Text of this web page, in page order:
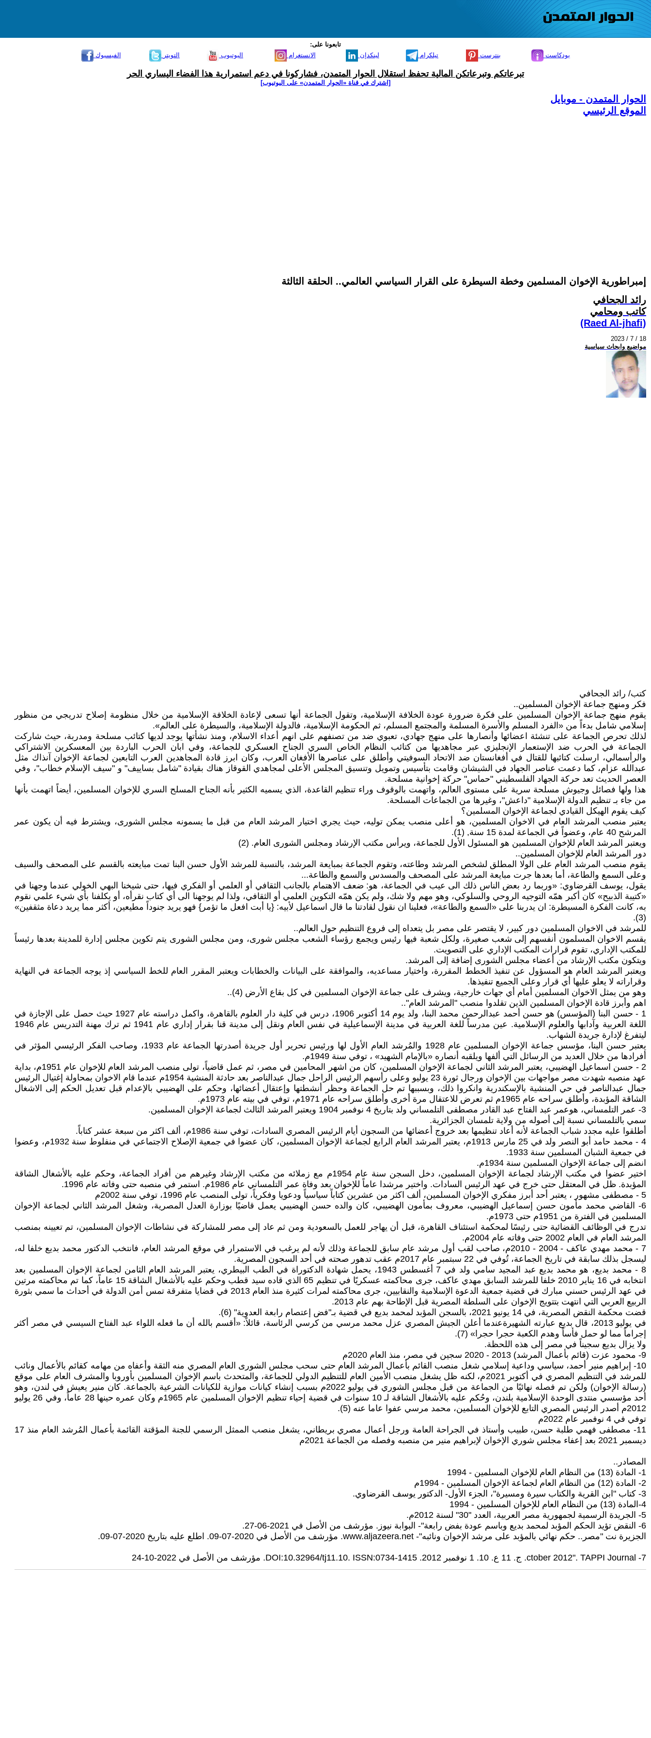
تابعونا على:
الفيسبوك
التويتر اليوتيوب الانستغرام لينكدإن تيلكرام بنترست بودكاست
تبرعاتكم وتبرعاتكن المالية تحفظ استقلال الحوار المتمدن، فشاركونا في دعم استمرارية هذا الفضاء اليساري الحر
[اشترك في قناة ‫«الحوار المتمدن» على اليوتيوب]
الحوار المتمدن - موبايل
الموقع الرئيسي
إمبراطورية الإخوان المسلمين وخطة السيطرة على القرار السياسي العالمي.. الحلقة الثالثة
رائد الجحافي
كاتب ومحامي
(Raed Al-jhafi)
2023 / 7 / 18
مواضيع وابحاث سياسية
كتب/ رائد الجحافي
فكر ومنهج جماعة الإخوان المسلمين..
يقوم منهج جماعة الإخوان المسلمين على فكرة ضرورة عودة الخلافة الإسلامية، وتقول الجماعة أنها تسعى لإعادة الخلافة الإسلامية من خلال منظومة إصلاح تدريجي من منظور
إسلامي شامل بدءاً من «الفرد المسلم والأسرة المسلمة والمجتمع المسلم، ثم الحكومة الإسلامية، فالدولة الإسلامية، والسيطرة على العالم».
لذلك تحرص الجماعة على تنشئة اعضائها وأنصارها على منهج جهادي، تعبوي ضد من تصنفهم على انهم أعداء الاسلام، ومنذ نشأتها يوجد لديها كتائب مسلحة ومدربة، حيث شاركت
الجماعة في الحرب ضد الإستعمار الإنجليزي عبر مجاهديها من كتائب النظام الخاص السري الجناح العسكري للجماعة، وفي ابان الحرب الباردة بين المعسكرين الاشتراكي
والرأسمالي، ارسلت كتائبها للقتال في أفغانستان ضد الاتحاد السوفيتي وأطلق على عناصرها الأفغان العرب، وكان ابرز قادة المجاهدين العرب التابعين لجماعة الإخوان آنذاك مثل
عبدالله عزام، كما دعمت عناصر الجهاد في الشيشان وقامت بتأسيس وتمويل وتنسيق المجلس الأعلى لمجاهدي القوقاز هناك بقيادة "شامل بساييف" و "سيف الإسلام خطاب"، وفي
العصر الحديث تعد حركة الجهاد الفلسطيني "حماس" حركة إخوانية مسلحة.
هذا ولها فصائل وجيوش مسلحة سرية على مستوى العالم، واتهمت بالوقوف وراء تنظيم القاعدة، الذي يسميه الكثير بأنه الجناح المسلح السري للإخوان المسلمين، أيضاً اتهمت بأنها
من جاء بـ تنظيم الدولة الإسلامية "داعش"، وغيرها من الجماعات المسلحة.
كيف يقوم الهيكل القيادي لجماعة الإخوان المسلمين؟
يعتبر منصب المرشد العام في الاخوان المسلمين، هو أعلى منصب يمكن توليه، حيث يجري اختيار المرشد العام من قبل ما يسمونه مجلس الشورى، ويشترط فيه أن يكون عمر
المرشح 40 عام، وعضواً في الجماعة لمدة 15 سنة, (1).
ويعتبر المرشد العام للإخوان المسلمين هو المسئول الأول للجماعة، ويرأس مكتب الإرشاد ومجلس الشورى العام. (2)
دور المرشد العام للإخوان المسلمين..
يقوم منصب المرشد العام على الولا المطلق لشخص المرشد وطاعته، وتقوم الجماعة بمبايعة المرشد، بالنسبة للمرشد الأول حسن البنا تمت مبايعته بالقسم على المصحف والسيف
وعلى السمع والطاعة، أما بعدها جرت مبايعة المرشد على المصحف والمسدس والسمع والطاعة...
يقول، يوسف القرضاوي: «وربما رد بعض الناس ذلك الى عيب في الجماعة، هو: ضعف الاهتمام بالجانب الثقافي أو العلمي أو الفكري فيها، حتى شيخنا البهي الخولي عندما وجهنا في
«كتيبة الذبيح» كان أكبر همّه التوجيه الروحي والسلوكي، وهو مهم ولا شك، ولم يكن همّه التكوين العلمي أو الثقافي، ولذا لم يوجهنا الى أي كتاب نقرأه، أو يكلفنا بأي شيء علمي نقوم
به، كانت الفكرة المسيطرة: ان يدربنا على «السمع والطاعة»، فعلينا ان نقول لقادتنا ما قال اسماعيل لأبيه: {يا أبت افعل ما تؤمر} فهو يريد جنوداً مطيعين، أكثر مما يريد دعاة مثقفين»
(3).
للمرشد في الاخوان المسلمين دور كبير، لا يقتصر على مصر بل يتعداه إلى فروع التنظيم حول العالم..
يقسم الاخوان المسلمون أنفسهم إلى شعب صغيرة، ولكل شعبة فيها رئيس ويجمع رؤساء الشعب مجلس شورى، ومن مجلس الشورى يتم تكوين مجلس إدارة للمدينة بعدها رئيساً
للمكتب الإداري، تقوم قرارات المكتب الإداري على التصويت.
ويتكون مكتب الإرشاد من أعضاء مجلس الشورى إضافة إلى المرشد.
ويعتبر المرشد العام هو المسؤول عن تنفيذ الخطط المقررة، واختيار مساعديه، والموافقة على البيانات والخطابات ويعتبر المقرر العام للخط السياسي إذ يوجه الجماعة في النهاية
وقراراته لا يعلو عليها أي قرار وعلى الجميع تنفيذها.
وهو من يمثل الاخوان المسلمين أمام أي جهات خارجية، ويشرف على جماعة الإخوان المسلمين في كل بقاع الأرض (4)..
اهم وأبرز قادة الإخوان المسلمين الذين تقلدوا منصب "المرشد العام"..
1 - حسن البنا (المؤسس) هو حسن أحمد عبدالرحمن محمد البنا، ولد يوم 14 أكتوبر 1906، درس في كلية دار العلوم بالقاهرة، واكمل دراسته عام 1927 حيث حصل على الإجازة في
اللغة العربية وآدابها والعلوم الإسلامية. عين مدرساً للغة العربية في مدينة الإسماعيلية في نفس العام ونقل إلى مدينة قنا بقرار إداري عام 1941 ثم ترك مهنة التدريس عام 1946
ليتفرغ لإدارة جريدة الشهاب.
يعتبر حسن البنا، مؤسس جماعة الإخوان المسلمين عام 1928 والمُرشد العام الأول لها ورئيس تحرير أول جريدة أصدرتها الجماعة عام 1933، وصاحب الفكر الرئيسي المؤثر في
أفرادها من خلال العديد من الرسائل التي ألفها ويلقبه أنصاره «بالإمام الشهيد» ، توفي سنة 1949م.
2 - حسن اسماعيل الهضيبي، يعتبر المرشد الثاني لجماعة الإخوان المسلمين، كان من اشهر المحامين في مصر، ثم عمل قاضياً، تولى منصب المرشد العام للإخوان عام 1951م، بداية
عهد منصبه شهدت مصر مواجهات بين الإخوان ورجال ثورة 23 يوليو وعلى رأسهم الرئيس الراحل جمال عبدالناصر بعد حادثة المنشية 1954م عندما قام الاخوان بمحاولة إغتيال الرئيس
جمال عبدالناصر في حي المنشية بالإسكندرية وانكروا ذلك، وبسببها تم حل الجماعة وحظر أنشطتها وإعتقال أعضائها، وحكم على الهضيبي بالإعدام قبل تعديل الحكم إلى الاشغال
الشاقة المؤبدة، وأطلق سراحه عام 1965م ثم تعرض للاعتقال مرة أخرى وأطلق سراحه عام 1971م، توفي في بيته عام 1973م.
3- عمر التلمساني، هوعمر عبد الفتاح عبد القادر مصطفى التلمساني ولد بتاريخ 4 نوفمبر 1904 ويعتبر المرشد الثالث لجماعة الإخوان المسلمين.
سمي بالتلمساني نسبة إلى أصوله من ولاية تلمسان الجزائرية.
أطلقوا عليه مجدد شباب الجماعة لأنه أعاد تنظيمها بعد خروج أعضائها من السجون أيام الرئيس المصري السادات، توفي سنة 1986م، ألف اكثر من سبعة عشر كتاباً.
4 - محمد حامد أبو النصر ولد في 25 مارس 1913م، يعتبر المرشد العام الرابع لجماعة الإخوان المسلمين، كان عضوا في جمعية الإصلاح الاجتماعي في منفلوط سنة 1932م، وعضوا
في جمعية الشبان المسلمين سنة 1933.
انضم إلى جماعة الإخوان المسلمين سنة 1934م.
اختير عضوا في مكتب الإرشاد لجماعة الإخوان المسلمين، دخل السجن سنة عام 1954م مع زملائه من مكتب الإرشاد وغيرهم من أفراد الجماعة، وحكم عليه بالأشغال الشاقة
المؤبدة. ظل في المعتقل حتى خرج في عهد الرئيس السادات. واختير مرشدا عاماً للإخوان بعد وفاة عمر التلمساني عام 1986م. استمر في منصبه حتى وفاته عام 1996.
5 - مصطفى مشهور ، يعتبر أحد أبرز مفكري الإخوان المسلمين، ألف اكثر من عشرين كتاباً سياسياً ودعويا وفكرياً، تولى المنصب عام 1996، توفي سنة 2002م
6- القاضي محمد مأمون حسن إسماعيل الهضيبي، معروف بمأمون الهضيبي، كان والده حسن الهضيبي يعمل قاضيًا بوزارة العدل المصرية، وشغل المرشد الثاني لجماعة الإخوان
المسلمين في الفترة من 1951م حتى 1973م.
تدرج في الوظائف القضائية حتى رئيسًا لمحكمة استئناف القاهرة، قبل أن يهاجر للعمل بالسعودية ومن ثم عاد إلى مصر للمشاركة في نشاطات الإخوان المسلمين، تم تعيينه بمنصب
المرشد العام في العام 2002 حتى وفاته عام 2004م.
7 - محمد مهدي عاكف - 2004 - 2010م، صاحب لقب أول مرشد عام سابق للجماعة وذلك لأنه لم يرغب في الاستمرار في موقع المرشد العام، فانتخب الدكتور محمد بديع خلفا له،
ليسجل بذلك سابقة في تاريخ الجماعة، تُوفي في 22 سبتمبر عام 2017م عقب تدهور صحته في أحد السجون المصرية.
8 - محمد بديع، هو محمد بديع عبد المجيد سامي ولد في 7 أغسطس 1943، يحمل شهادة الدكتوراة في الطب البيطري، يعتبر المرشد العام الثامن لجماعة الإخوان المسلمين بعد
انتخابه في 16 يناير 2010 خلفا للمرشد السابق مهدي عاكف، جرى محاكمته عسكريًا في تنظيم 65 الذي قاده سيد قطب وحكم عليه بالأشغال الشاقة 15 عاماً، كما تم محاكمته مرتين
في عهد الرئيس حسني مبارك في قضية جمعية الدعوة الإسلامية والنقابيين، جرى محاكمته لمرات كثيرة منذ العام 2013 في قضايا متفرقة تمس أمن الدولة في أحداث ما سمي بثورة
الربيع العربي التي انتهت بتتويج الإخوان على السلطة المصرية قبل الإطاحة بهم عام 2013.
قضت محكمة النقض المصرية، في 14 يونيو 2021، بالسجن المؤبد لمحمد بديع في قضية بـ"فض إعتصام رابعة العدوية" (6).
في يوليو 2013، قال بديع عبارته الشهيرةعندما أعلن الجيش المصري عزل محمد مرسي من كرسي الرئاسة، قائلاً: «أقسم بالله أن ما فعله اللواء عبد الفتاح السيسي في مصر أكثر
إجراماً مما لو حمل فأساً وهدم الكعبة حجرا حجرا» (7).
ولا يزال بديع سجيناً في مصر إلى هذه اللحظة.
9- محمود عزت (قائم بأعمال المرشد) 2013 - 2020 سجين في مصر، منذ العام 2020م
10- إبراهيم منير أحمد، سياسي وداعية إسلامي شغل منصب القائم بأعمال المرشد العام حتى سحب مجلس الشورى العام المصري منه الثقة وأعفاه من مهامه كقائم بالأعمال ونائب
للمرشد في التنظيم المصري في أكتوبر 2021م، لكنه ظل يشغل منصب الأمين العام للتنظيم الدولي للجماعة، والمتحدث باسم الإخوان المسلمين بأوروبا والمشرف العام على موقع
(رسالة الإخوان) ولكن تم فصله نهائيًا من الجماعة من قبل مجلس الشوري في يوليو 2022م بسبب إنشاء كيانات موازية للكيانات الشرعية بالجماعة. كان منير يعيش في لندن، وهو
أحد مؤسسي منتدى الوحدة الإسلامية بلندن، وحُكم عليه بالأشغال الشاقة لـ 10 سنوات في قضية إحياء تنظيم الإخوان المسلمين عام 1965م وكان عمره حينها 28 عاماً، وفي 26 يوليو
2012م أصدر الرئيس المصري التابع للإخوان المسلمين، محمد مرسي عفوا عاما عنه (5).
توفي في 4 نوفمبر عام 2022م
11- مصطفى فهمي طلبة حسن، طبيب وأستاذ في الجراحة العامة ورجل أعمال مصري بريطاني، يشغل منصب الممثل الرسمي للجنة المؤقتة القائمة بأعمال المُرشد العام منذ 17
ديسمبر 2021 بعد إعفاء مجلس شوري الإخوان لإبراهيم منير من منصبه وفصله من الجماعة 2021م
المصادر..
1- المادة (13) من النظام العام للإخوان المسلمين - 1994
2- المادة (12) من النظام العام لجماعة الإخوان المسلمين - 1994م
3- كتاب "ابن القرية والكتاب سيرة ومسيرة"، الجزء الأول- الدكتور يوسف القرضاوي.
4-المادة (13) من النظام العام للإخوان المسلمين - 1994
5- الجريدة الرسمية لجمهورية مصر العربية، العدد "30" لسنة 2012م.
6- النقض تؤيد الحكم المؤبد لمحمد بديع وباسم عودة بفض رابعة"- البوابة نيوز. مؤرشف من الأصل في 2021-06-27.
الجزيرة نت "مصر.. حكم نهائي بالمؤبد على مرشد الإخوان ونائبه"- www.aljazeera.net. مؤرشف من الأصل في 2020-07-09. اطلع عليه بتاريخ 2020-07-09.
7- ctober 2012". TAPPI Journal. ج. 11 ع. 10. 1 نوفمبر 2012. DOI:10.32964/tj11.10. ISSN:0734-1415. مؤرشف من الأصل في 2022-10-24